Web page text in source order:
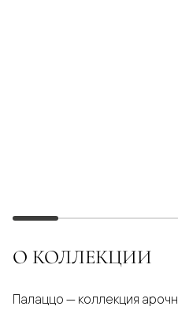
О КОЛЛЕКЦИИ
Палаццо — коллекция